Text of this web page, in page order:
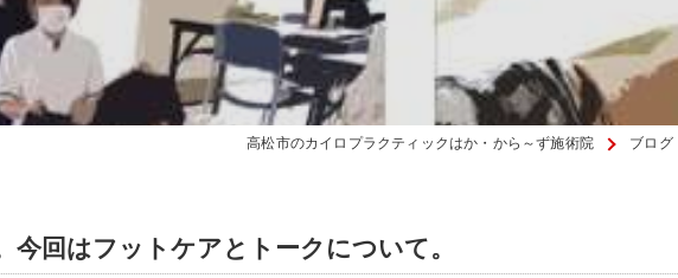
高松市のカイロプラクティックはか・から～ず施術院 ブログ
今回はフットケアとトークについて。